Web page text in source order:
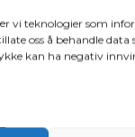
vi teknologier som
oss å behandle
kan ha negativ
settes til